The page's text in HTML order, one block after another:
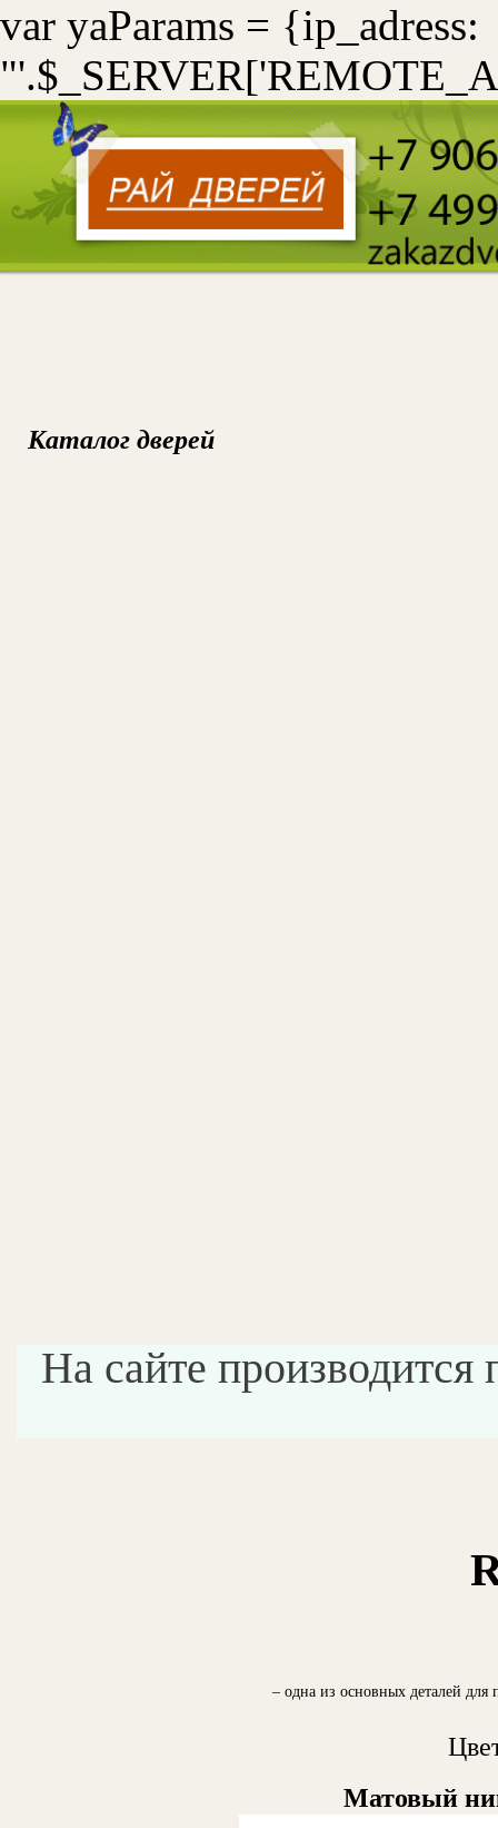
var yaParams = {ip_adress:
Каталог дверей
На сайте производится
– одна из основных деталей
Матовый